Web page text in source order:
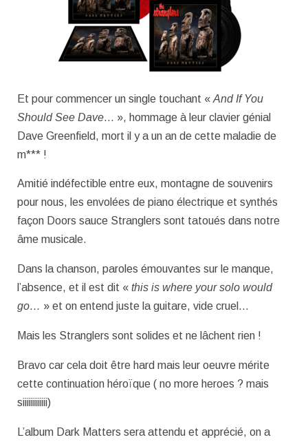
Et pour commencer un single touchant « And If You
Should See Dave… », hommage à leur clavier génial
Dave Greenfield, mort il y a un an de cette maladie de
m*** !
Amitié indéfectible entre eux, montagne de souvenirs
pour nous, les envolées de piano électrique et synthés
façon Doors sauce Stranglers sont tatoués dans notre
âme musicale.
Dans la chanson, paroles émouvantes sur le manque,
l’absence, et il est dit « this is where your solo would
go… » et on entend juste la guitare, vide cruel…
Mais les Stranglers sont solides et ne lâchent rien !
Bravo car cela doit être hard mais leur oeuvre mérite
cette continuation héroïque ( no more heroes ? mais
siiiiiiiiiiii)
L’album Dark Matters sera attendu et apprécié, on a